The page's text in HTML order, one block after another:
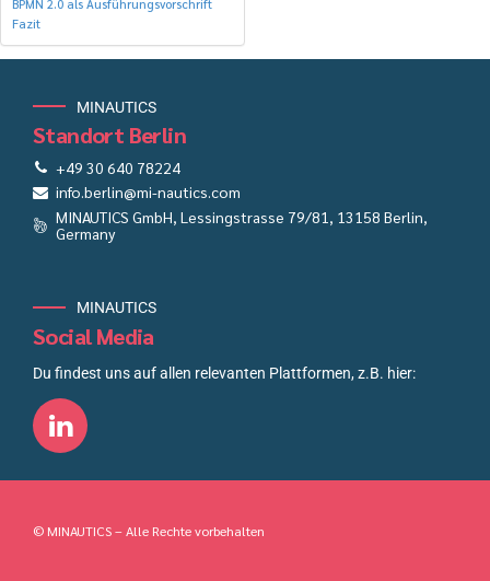
BPMN 2.0 als Ausführungsvorschrift
Fazit
MINAUTICS
Standort Berlin
+49 30 640 78224
info.berlin@mi-nautics.com
MINAUTICS GmbH, Lessingstrasse 79/81, 13158 Berlin,
Germany
MINAUTICS
Social Media
Du findest uns auf allen relevanten Plattformen, z.B. hier:
© MINAUTICS – Alle Rechte vorbehalten